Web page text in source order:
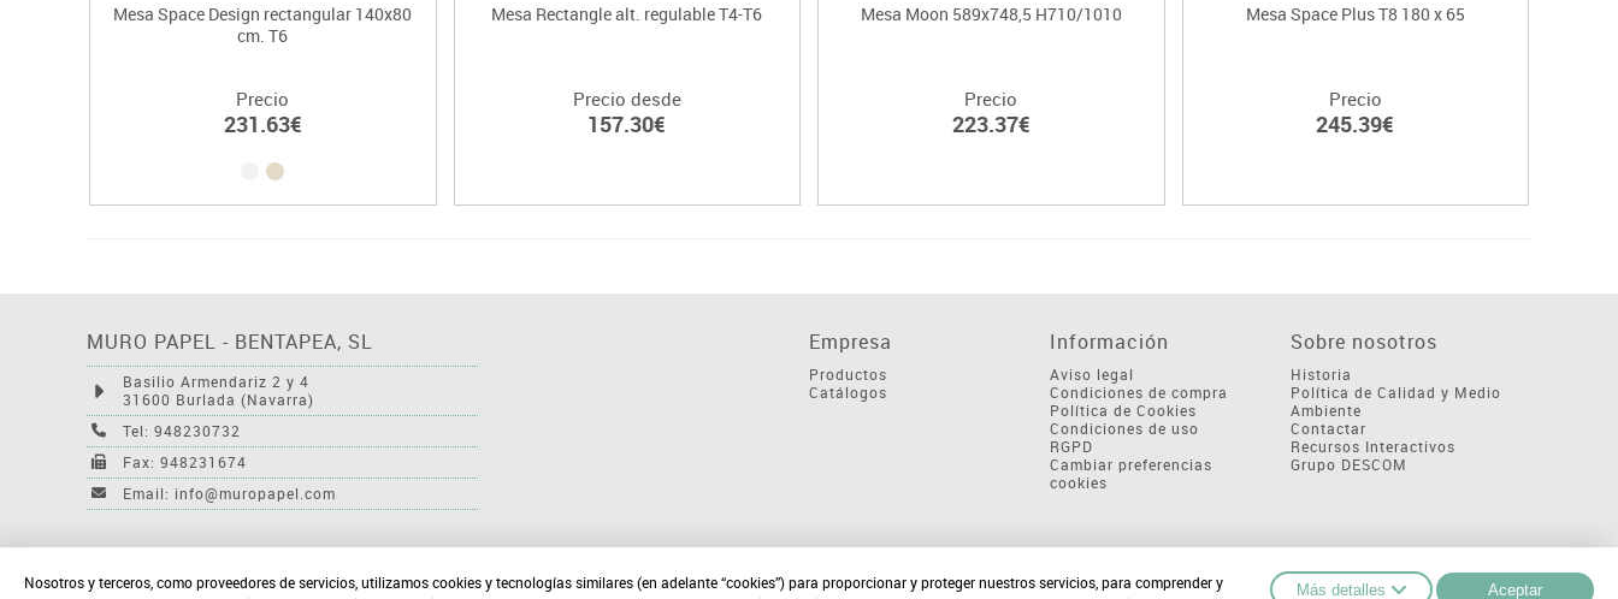
Mesa Space Design rectangular 140x80
cm. T6
Precio
231.63€
Mesa Rectangle alt. regulable T4-T6
Precio desde
157.30€
Mesa Moon 589x748,5 H710/1010
Precio
223.37€
Mesa Space Plus T8 180 x 65
Precio
245.39€
MURO PAPEL - BENTAPEA, SL
Basilio Armendariz 2 y 4
31600 Burlada (Navarra)
Tel: 948230732
Fax: 948231674
Email: info@muropapel.com
Empresa
Productos
Catálogos
Información
Aviso legal
Condiciones de compra
Política de Cookies
Condiciones de uso
RGPD
Cambiar preferencias
cookies
Sobre nosotros
Historia
Política de Calidad y Medio
Ambiente
Contactar
Recursos Interactivos
Grupo DESCOM
Nosotros y terceros, como proveedores de servicios, utilizamos cookies y tecnologías similares (en adelante “cookies”) para proporcionar y proteger nuestros servicios, para comprender y
Más detalles Aceptar